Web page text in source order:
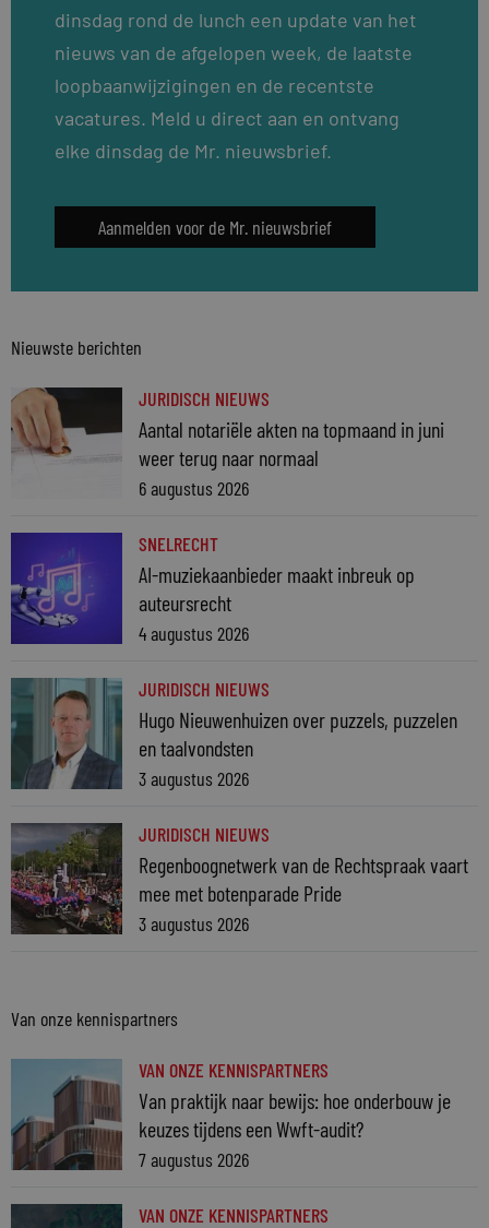
dinsdag rond de lunch een update van het
nieuws van de afgelopen week, de laatste
loopbaanwijzigingen en de recentste
vacatures. Meld u direct aan en ontvang
elke dinsdag de Mr. nieuwsbrief.
Aanmelden voor de Mr. nieuwsbrief
Nieuwste berichten
JURIDISCH NIEUWS
Aantal notariële akten na topmaand in juni
weer terug naar normaal
6 augustus 2026
SNELRECHT
AI-muziekaanbieder maakt inbreuk op
auteursrecht
4 augustus 2026
JURIDISCH NIEUWS
Hugo Nieuwenhuizen over puzzels, puzzelen
en taalvondsten
3 augustus 2026
JURIDISCH NIEUWS
Regenboognetwerk van de Rechtspraak vaart
mee met botenparade Pride
3 augustus 2026
Van onze kennispartners
VAN ONZE KENNISPARTNERS
Van praktijk naar bewijs: hoe onderbouw je
keuzes tijdens een Wwft-audit?
7 augustus 2026
VAN ONZE KENNISPARTNERS